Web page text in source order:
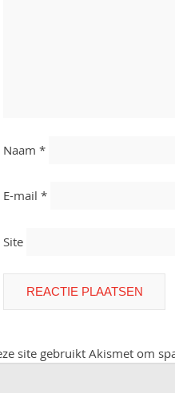
Naam *
E-mail *
Site
site gebruikt Akismet om